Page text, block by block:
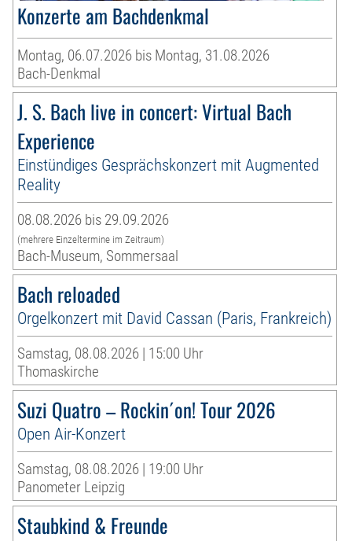
Konzerte am Bachdenkmal
Montag, 06.07.2026 bis Montag, 31.08.2026
Bach-Denkmal
J. S. Bach live in concert: Virtual Bach
Experience
Einstündiges Gesprächskonzert mit Augmented
Reality
08.08.2026 bis 29.09.2026
(mehrere Einzeltermine im Zeitraum)
Bach-Museum, Sommersaal
Bach reloaded
Orgelkonzert mit David Cassan (Paris, Frankreich)
Samstag, 08.08.2026 | 15:00 Uhr
Thomaskirche
Suzi Quatro – Rockin´on! Tour 2026
Open Air-Konzert
Samstag, 08.08.2026 | 19:00 Uhr
Panometer Leipzig
Staubkind & Freunde